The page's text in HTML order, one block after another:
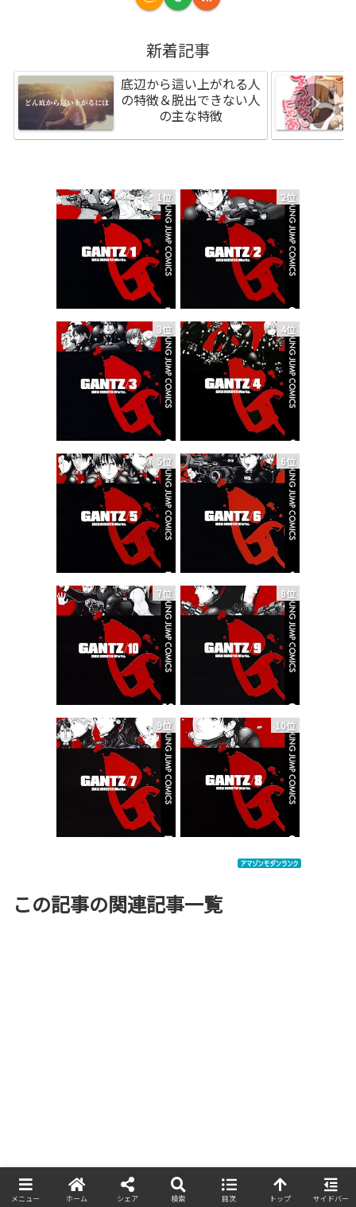
新着記事
底辺から這い上がれる人
の特徴＆脱出できない人
の主な特徴
1位 2位
3位 4位
5位 6位
7位 8位
9位 10位
この記事の関連記事一覧
メニュー ホーム シェア 検索 目次 トップ サイドバー